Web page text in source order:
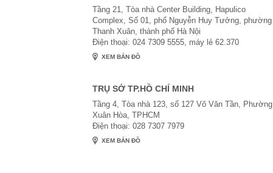
Tầng 21, Tòa nhà Center Building, Hapulico
Complex, Số 01, phố Nguyễn Huy Tưởng, phường
Thanh Xuân, thành phố Hà Nội
Điện thoại: 024 7309 5555, máy lẻ 62.370
XEM BẢN ĐỒ
TRỤ SỞ TP.HỒ CHÍ MINH
Tầng 4, Tòa nhà 123, số 127 Võ Văn Tần, Phường
Xuân Hòa, TPHCM
Điện thoại: 028 7307 7979
XEM BẢN ĐỒ